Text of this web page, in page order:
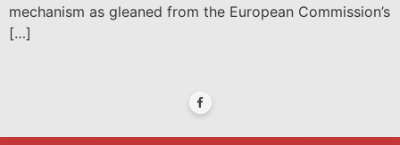
mechanism as gleaned from the European Commission’s
[…]